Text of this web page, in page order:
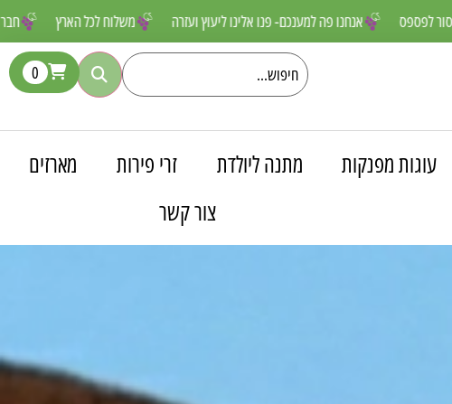
משלוח אנחנו פה למענכם- פנו אלינו ליעוץ ועזרה מטורפים שאסור לפספס
0
עוגות מפנקות מתנה ליולדת זרי פירות
מארזים
צור קשר